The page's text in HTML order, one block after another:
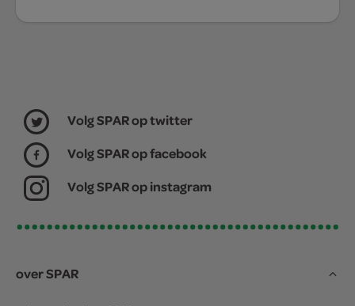
Volg SPAR op twitter
Volg SPAR op facebook
Volg SPAR op instagram
over SPAR